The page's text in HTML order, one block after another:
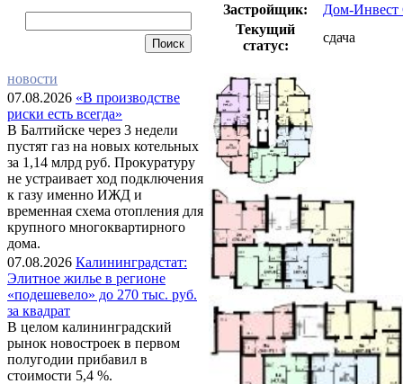
новости
07.08.2026 «В производстве
риски есть всегда»
В Балтийске через 3 недели
пустят газ на новых котельных
за 1,14 млрд руб. Прокуратуру
не устраивает ход подключения
к газу именно ИЖД и
временная схема отопления для
крупного многоквартирного
дома.
07.08.2026 Калининградстат:
Элитное жилье в регионе
«подешевело» до 270 тыс. руб.
за квадрат
В целом калининградский
рынок новостроек в первом
полугодии прибавил в
стоимости 5,4 %.
Застройщик:
Дом-Инвест
Текущий
статус:
сдача